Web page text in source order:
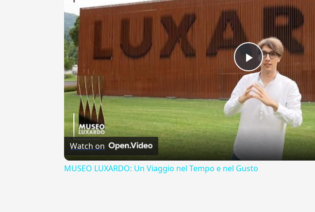
Play
Video
Watch on
MUSEO LUXARDO: Un Viaggio nel Tempo e nel Gusto